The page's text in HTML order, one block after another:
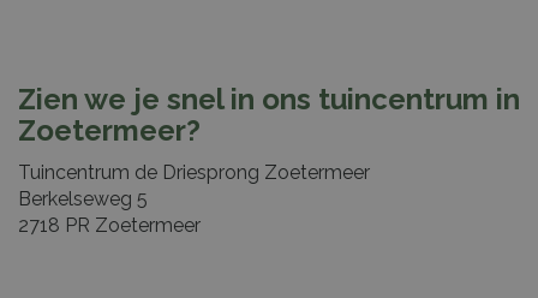
Zien we je snel in ons tuincentrum in
Zoetermeer?
Tuincentrum de Driesprong Zoetermeer
Berkelseweg 5
2718 PR Zoetermeer